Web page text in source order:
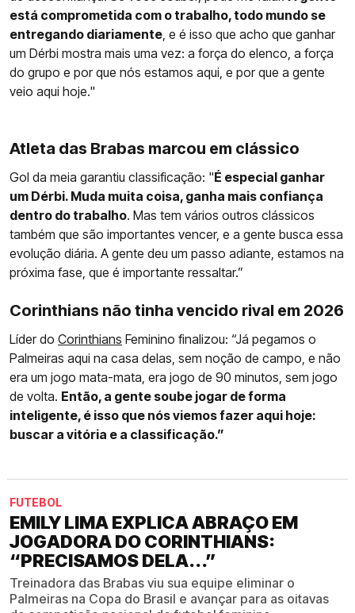
está comprometida com o trabalho, todo mundo se
entregando diariamente, e é isso que acho que ganhar
um Dérbi mostra mais uma vez: a força do elenco, a força
do grupo e por que nós estamos aqui, e por que a gente
veio aqui hoje."
Atleta das Brabas marcou em clássico
Gol da meia garantiu classificação: "É especial ganhar
um Dérbi. Muda muita coisa, ganha mais confiança
dentro do trabalho. Mas tem vários outros clássicos
também que são importantes vencer, e a gente busca essa
evolução diária. A gente deu um passo adiante, estamos na
próxima fase, que é importante ressaltar.”
Corinthians não tinha vencido rival em 2026
Líder do Corinthians Feminino finalizou: “Já pegamos o
Palmeiras aqui na casa delas, sem noção de campo, e não
era um jogo mata-mata, era jogo de 90 minutos, sem jogo
de volta. Então, a gente soube jogar de forma
inteligente, é isso que nós viemos fazer aqui hoje:
buscar a vitória e a classificação.”
FUTEBOL
EMILY LIMA EXPLICA ABRAÇO EM
JOGADORA DO CORINTHIANS:
“PRECISAMOS DELA...”
Treinadora das Brabas viu sua equipe eliminar o
Palmeiras na Copa do Brasil e avançar para as oitavas